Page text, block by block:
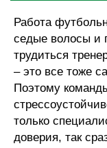
Работа
седые волосы и
трудиться
– это все тоже
Поэтому
только
доверия, так